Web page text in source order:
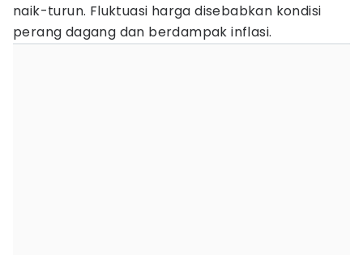
naik-turun. Fluktuasi harga disebabkan kondisi
perang dagang dan berdampak inflasi.